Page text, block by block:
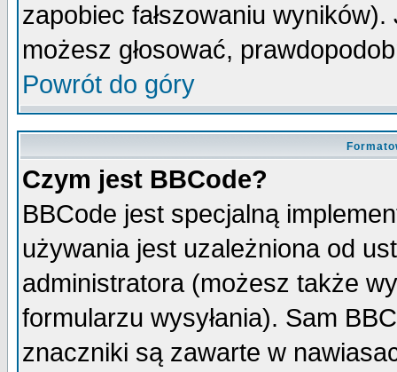
zapobiec fałszowaniu
możesz głosować,
Powrót do góry
Czym jest BBCode?
BBCode jest specjalną
używania jest uzależniona od
administratora (możesz także
formularzu wysyłania). Sam
znaczniki są zawarte w